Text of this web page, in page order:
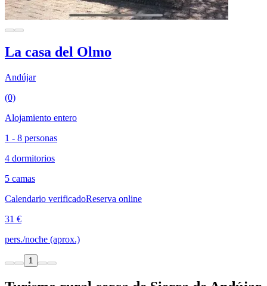
La casa del Olmo
Andújar
(0)
Alojamiento entero
1 - 8 personas
4 dormitorios
5 camas
Calendario verificadoReserva online
31 €
pers./noche (aprox.)
1